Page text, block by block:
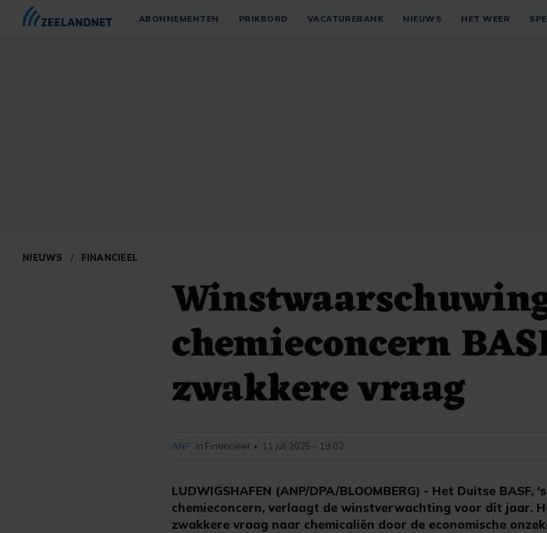
ABONNEMENTEN PRIKBORD VACATUREBANK NIEUWS HET WEER
NIEUWS / FINANCIEEL
chemieconcern
zwakkere vraag
LUDWIGSHAFEN (ANP/DPA/BLOOMBERG) - Het Duitse
chemieconcern, verlaagt de winstverwachting voor dit jaar.
zwakkere vraag naar chemicaliën door de economische
ANP in Financieel • 11 juli 2025 - 19:02